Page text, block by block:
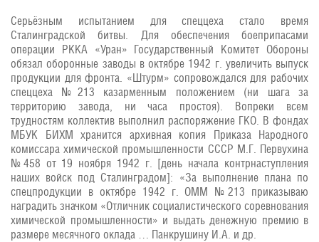
Серьёзным испытанием для спеццеха стало время
Сталинградской битвы. Для обеспечения боеприпасами
операции РККА «Уран» Государственный Комитет Обороны
обязал оборонные заводы в октябре 1942 г. увеличить выпуск
продукции для фронта. «Штурм» сопровождался для рабочих
спеццеха №213 казарменным положением (ни шага за
территорию завода, ни часа простоя). Вопреки всем
трудностям коллектив выполнил распоряжение ГКО. В фондах
МБУК БИХМ хранится архивная копия Приказа Народного
комиссара химической промышленности СССР М.Г. Первухина
№458 от 19 ноября 1942 г. [день начала контрнаступления
наших войск под Сталинградом]: «За выполнение плана по
спецпродукции в октябре 1942 г. ОММ №213 приказываю
наградить значком «Отличник социалистического соревнования
химической промышленности» и выдать денежную премию в
размере месячного оклада … Панкрушину И.А. и др.